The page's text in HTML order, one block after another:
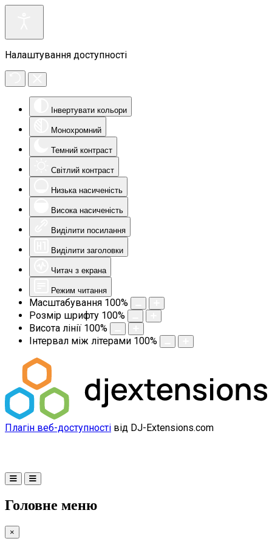
Налаштування доступності
Інвертувати кольори
Монохромний
Темний контраст
Світлий контраст
Низька насиченість
Висока насиченість
Виділити посилання
Виділити заголовки
Читач з екрана
Режим читання
Масштабування 100%
Розмір шрифту 100%
Висота лінії 100%
Інтервал між літерами 100%
Плагін веб-доступності від DJ-Extensions.com
Головне меню
×